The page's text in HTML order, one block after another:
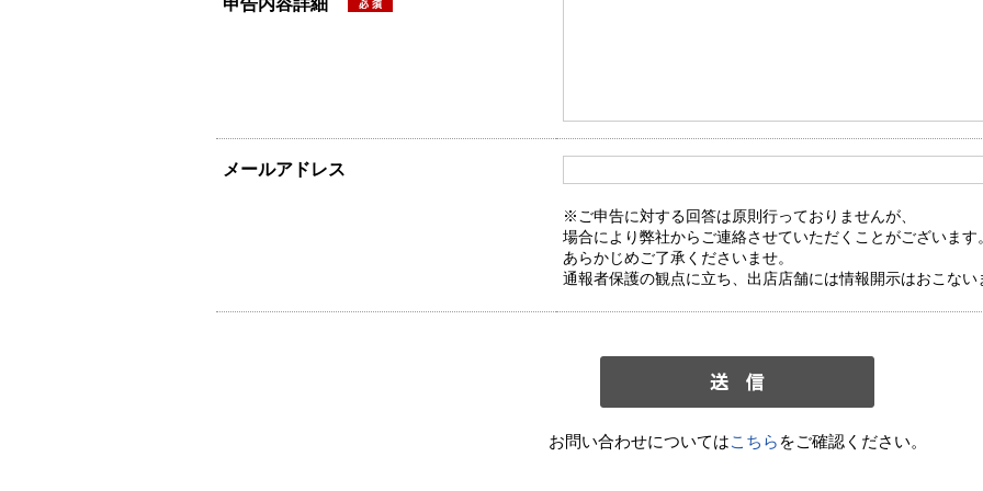
申告内容詳細
メールアドレス
※ご申告に対する回答は原則行っておりませんが、
場合により弊社からご連絡させていただくことがございます。
あらかじめご了承くださいませ。
通報者保護の観点に立ち、出店店舗には情報開示はおこない
お問い合わせについてはこちら をご確認ください。